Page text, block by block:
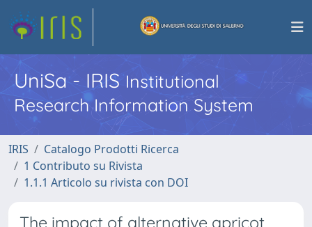
UniSa - IRISInstitutional
Research Information System
IRIS
Catalogo Prodotti Ricerca
1 Contributo su Rivista
1.1.1 Articolo su rivista con DOI
The impact of alternative apricot